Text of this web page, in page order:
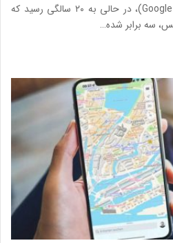
سرویس «نقشه گوگل» (Google Maps)، در حالی به ۲۰ سالگی رسید که
سه برابر شده…